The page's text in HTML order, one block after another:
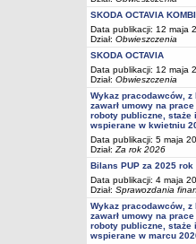
SKODA OCTAVIA KOMBI
Data publikacji: 12 maja
Dział: Obwieszczenia
SKODA OCTAVIA
Data publikacji: 12 maja
Dział: Obwieszczenia
Wykaz pracodawców, z
zawarł umowy na
roboty publiczne, staże
wspierane w kwietniu
Data publikacji: 5 maja
Dział: Za rok 2026
Bilans PUP za 2025 rok
Data publikacji: 4 maja
Dział: Sprawozdania
Wykaz pracodawców, z
zawarł umowy na
roboty publiczne, staże
wspierane w marcu